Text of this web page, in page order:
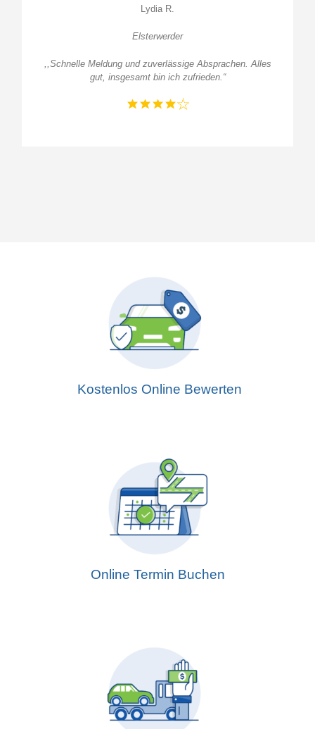
Lydia R.
Elsterwerder
,,Schnelle Meldung und zuverlässige Absprachen. Alles
gut, insgesamt bin ich zufrieden. “
Kostenlos Online Bewerten
Online Termin Buchen